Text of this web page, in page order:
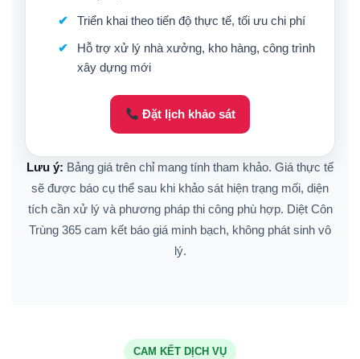
Triển khai theo tiến độ thực tế, tối ưu chi phí
Hỗ trợ xử lý nhà xưởng, kho hàng, công trình
xây dựng mới
Đặt lịch khảo sát
Lưu ý: Bảng giá trên chỉ mang tính tham khảo. Giá thực tế
sẽ được báo cụ thể sau khi khảo sát hiện trạng mối, diện
tích cần xử lý và phương pháp thi công phù hợp. Diệt Côn
Trùng 365 cam kết báo giá minh bạch, không phát sinh vô
lý.
CAM KẾT DỊCH VỤ